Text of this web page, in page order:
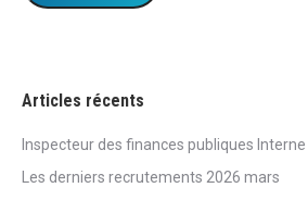
Articles récents
Inspecteur des finances publiques Interne
Les derniers recrutements 2026 mars